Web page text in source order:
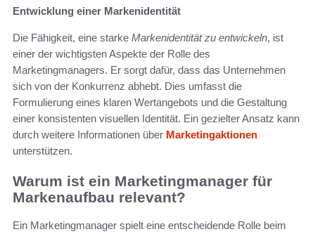
Entwicklung einer Markenidentität
Die Fähigkeit, eine starke Markenidentität zu entwickeln, ist
einer der wichtigsten Aspekte der Rolle des
Marketingmanagers. Er sorgt dafür, dass das Unternehmen
sich von der Konkurrenz abhebt. Dies umfasst die
Formulierung eines klaren Wertangebots und die Gestaltung
einer konsistenten visuellen Identität. Ein gezielter Ansatz kann
durch weitere Informationen über Marketingaktionen
unterstützen.
Warum ist ein Marketingmanager für
Markenaufbau relevant?
Ein Marketingmanager spielt eine entscheidende Rolle beim